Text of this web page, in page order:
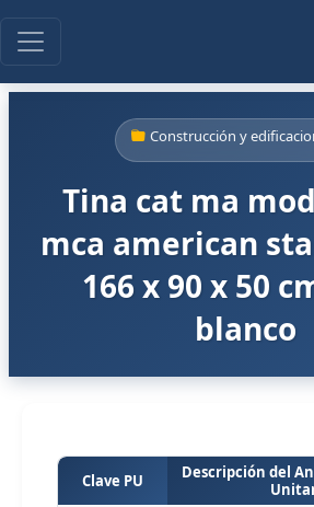
Construcción y
Tina cat ma
mca american
166 x 90 x 50
blanco
Clave PU
Descripción del